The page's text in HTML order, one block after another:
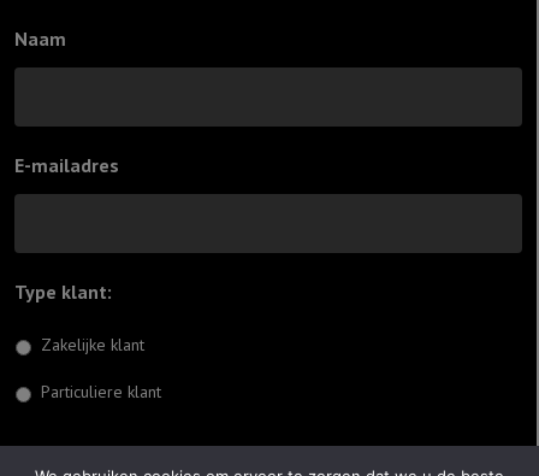
Naam
E-mailadres
Type klant:
Zakelijke klant
Particuliere klant